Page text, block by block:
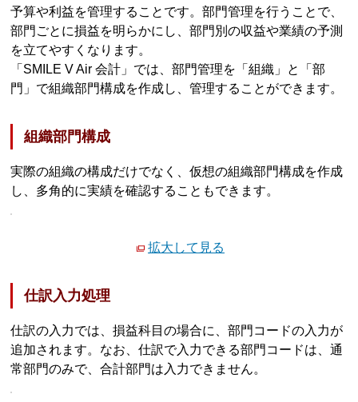
予算や利益を管理することです。部門管理を行うことで、
部門ごとに損益を明らかにし、部門別の収益や業績の予測
を立てやすくなります。
「SMILE V Air 会計」では、部門管理を「組織」と「部
門」で組織部門構成を作成し、管理することができます。
組織部門構成
実際の組織の構成だけでなく、仮想の組織部門構成を作成
し、多角的に実績を確認することもできます。
拡大して見る
仕訳入力処理
仕訳の入力では、損益科目の場合に、部門コードの入力が
追加されます。なお、仕訳で入力できる部門コードは、通
常部門のみで、合計部門は入力できません。